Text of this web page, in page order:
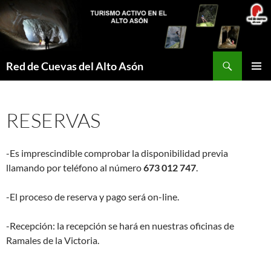
Saltar
contenido
Red de Cuevas del Alto Asón
RESERVAS
-Es imprescindible comprobar la disponibilidad previa
llamando por teléfono al número673 012 747.
-El proceso de reserva y pago será on-line.
-Recepción: la recepción se hará en nuestras oficinas de
Ramales de la Victoria.